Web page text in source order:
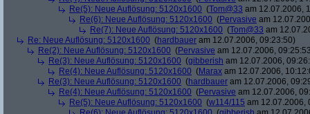
Re(5): Neue Auflösung: 5120x1600 (Tom@33 am 12.07.2006,
Re(6): Neue Auflösung: 5120x1600 (Pervasive am
Re(7): Neue Auflösung: 5120x1600 (Tom@33 am
Re: Neue Auflösung: 5120x1600 (hardbauer am 12.07.2006, 09:23:50)
Re(2): Neue Auflösung: 5120x1600 (Pervasive am 12.07.2006,
Re(3): Neue Auflösung: 5120x1600 (gibberish am 12.07.2006,
Re(4): Neue Auflösung: 5120x1600 (Marax am 12.07.2006,
Re(3): Neue Auflösung: 5120x1600 (hardbauer am 12.07.2006,
Re(4): Neue Auflösung: 5120x1600 (Pervasive am 12.07.2006,
Re(5): Neue Auflösung: 5120x1600 (w114/115 am 12.07.2006,